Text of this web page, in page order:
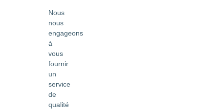
Nous
nous
engageons
à
vous
fournir
un
service
de
qualité